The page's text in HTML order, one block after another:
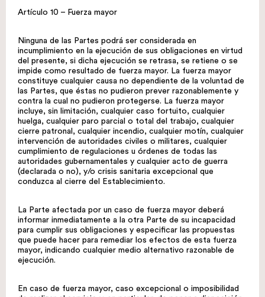
Artículo 10 – Fuerza mayor
Ninguna de las Partes podrá ser considerada en
incumplimiento en la ejecución de sus obligaciones en virtud
del presente, si dicha ejecución se retrasa, se retiene o se
impide como resultado de fuerza mayor. La fuerza mayor
constituye cualquier causa no dependiente de la voluntad de
las Partes, que éstas no pudieron prever razonablemente y
contra la cual no pudieron protegerse. La fuerza mayor
incluye, sin limitación, cualquier caso fortuito, cualquier
huelga, cualquier paro parcial o total del trabajo, cualquier
cierre patronal, cualquier incendio, cualquier motín, cualquier
intervención de autoridades civiles o militares, cualquier
cumplimiento de regulaciones u órdenes de todas las
autoridades gubernamentales y cualquier acto de guerra
(declarada o no), y/o crisis sanitaria excepcional que
conduzca al cierre del Establecimiento.
La Parte afectada por un caso de fuerza mayor deberá
informar inmediatamente a la otra Parte de su incapacidad
para cumplir sus obligaciones y especificar las propuestas
que puede hacer para remediar los efectos de esta fuerza
mayor, indicando cualquier medio alternativo razonable de
ejecución.
En caso de fuerza mayor, caso excepcional o imposibilidad